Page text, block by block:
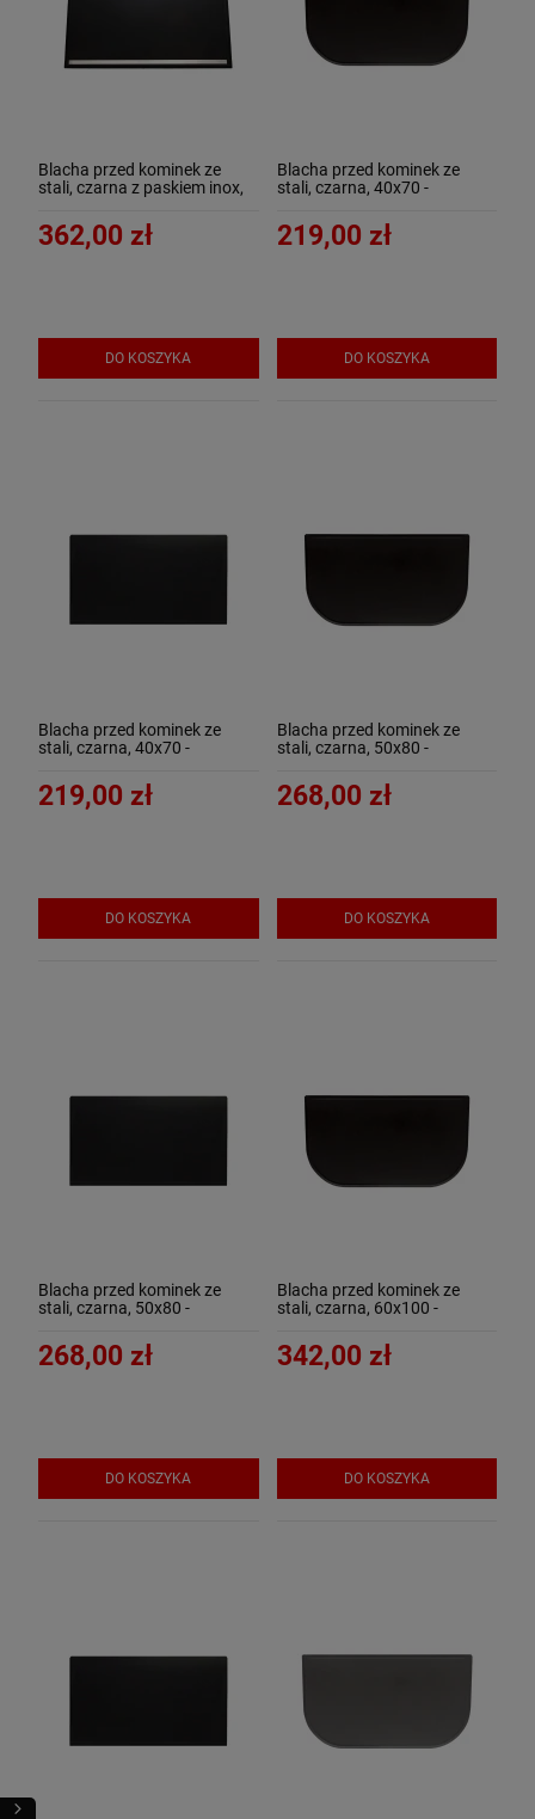
Blacha przed kominek ze
stali, czarna z paskiem inox,
CZ/IN-K
362,00 zł
DO KOSZYKA
Blacha przed kominek ze
stali, czarna, 40x70 -
219,00 zł
DO KOSZYKA
Blacha przed kominek ze
stali, czarna, 40x70 -
219,00 zł
DO KOSZYKA
Blacha przed kominek ze
stali, czarna, 50x80 -
268,00 zł
DO KOSZYKA
Blacha przed kominek ze
stali, czarna, 50x80 -
268,00 zł
DO KOSZYKA
Blacha przed kominek ze
stali, czarna, 60x100 -
342,00 zł
DO KOSZYKA